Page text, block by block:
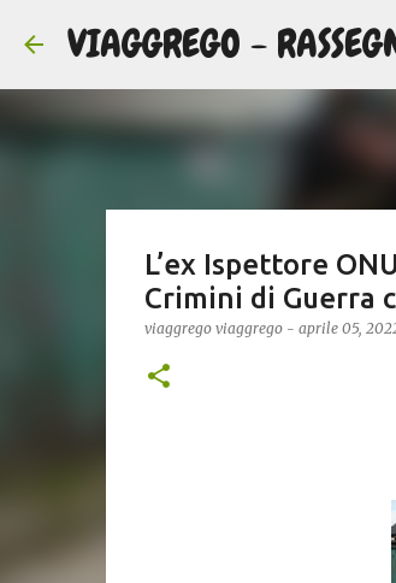
VIAGGREGO -
L’ex Ispettore
Crimini di Guerra
viaggrego viaggrego - aprile 05,